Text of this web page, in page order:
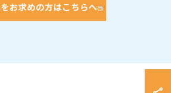
お求めの方はこちらへ